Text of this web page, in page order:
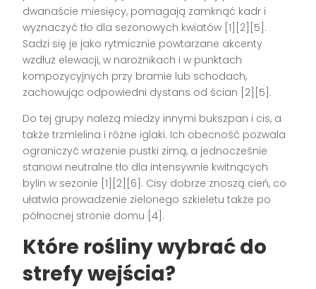
dwanaście miesięcy, pomagają zamknąć kadr i
wyznaczyć tło dla sezonowych kwiatów [1][2][5].
Sadzi się je jako rytmicznie powtarzane akcenty
wzdłuż elewacji, w narożnikach i w punktach
kompozycyjnych przy bramie lub schodach,
zachowując odpowiedni dystans od ścian [2][5].
Do tej grupy należą miedzy innymi bukszpan i cis, a
także trzmielina i różne iglaki. Ich obecność pozwala
ograniczyć wrażenie pustki zimą, a jednocześnie
stanowi neutralne tło dla intensywnie kwitnących
bylin w sezonie [1][2][6]. Cisy dobrze znoszą cień, co
ułatwia prowadzenie zielonego szkieletu także po
północnej stronie domu [4].
Które rośliny wybrać do
strefy wejścia?